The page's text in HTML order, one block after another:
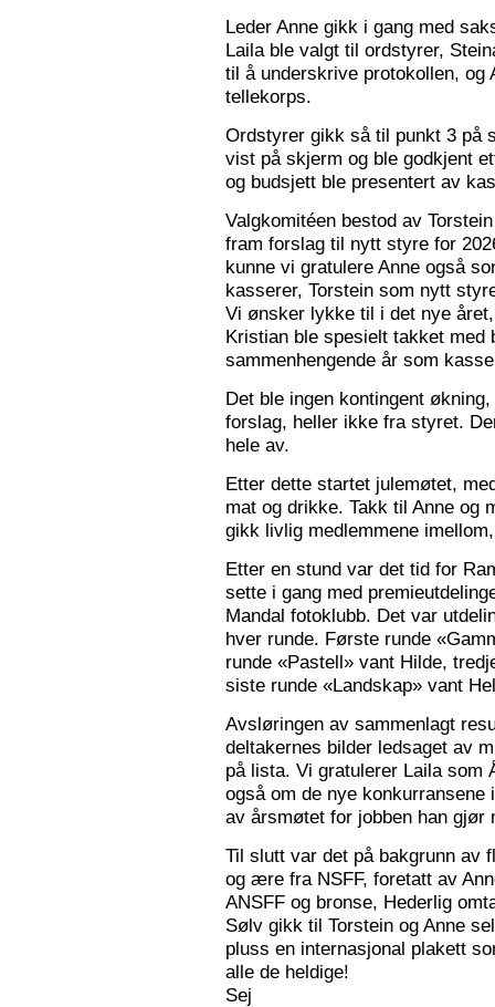
Leder Anne gikk i gang med
Laila ble valgt til ordstyrer,
til å underskrive protokollen, og
tellekorps.
Ordstyrer gikk så til punkt 3 på
vist på skjerm og ble godkjent
og budsjett ble presentert av
Valgkomitéen bestod av
fram forslag til nytt styre for
kunne vi gratulere Anne også
kasserer, Torstein som nytt
Vi ønsker lykke til i det nye
Kristian ble spesielt takket med
sammenhengende år som
Det ble ingen kontingent
forslag, heller ikke fra styret.
hele av.
Etter dette startet julemøtet,
mat og drikke. Takk til Anne og
gikk livlig medlemmene
Etter en stund var det tid for
sette i gang med
Mandal fotoklubb. Det var
hver runde. Første runde
runde «Pastell» vant Hilde,
siste runde «Landskap» vant
Avsløringen av sammenlagt
deltakernes bilder ledsaget av
på lista. Vi gratulerer Laila som
også om de nye
av årsmøtet for jobben han gjør
Til slutt var det på bakgrunn av
og ære fra NSFF, foretatt av
ANSFF og bronse, Hederlig
Sølv gikk til Torstein og Anne
pluss en internasjonal plakett
alle de heldige!
Sej